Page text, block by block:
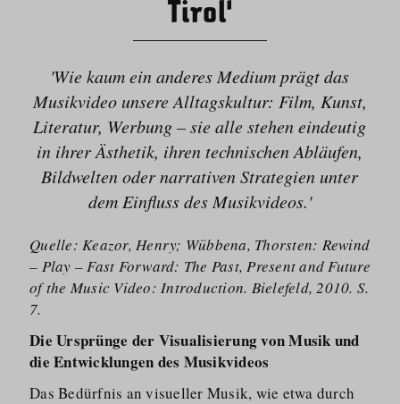
Tirol‘
'Wie kaum ein anderes Medium prägt das
Musikvideo unsere Alltagskultur: Film, Kunst,
Literatur, Werbung – sie alle stehen eindeutig
in ihrer Ästhetik, ihren technischen Abläufen,
Bildwelten oder narrativen Strategien unter
dem Einfluss des Musikvideos.'
Quelle: Keazor, Henry; Wübbena, Thorsten: Rewind
– Play – Fast Forward: The Past, Present and Future
of the Music Video: Introduction. Bielefeld, 2010. S.
7.
Die Ursprünge der Visualisierung von Musik und
die Entwicklungen des Musikvideos
Das Bedürfnis an visueller Musik, wie etwa durch